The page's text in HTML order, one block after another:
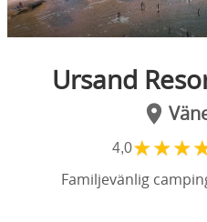
Ursand
4,0★★★
Familjevänlig